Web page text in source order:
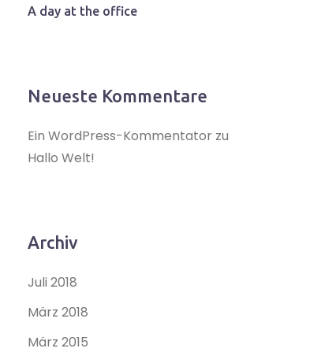
A day at the office
Neueste Kommentare
Ein WordPress-Kommentator zu
Hallo Welt!
Archiv
Juli 2018
März 2018
März 2015